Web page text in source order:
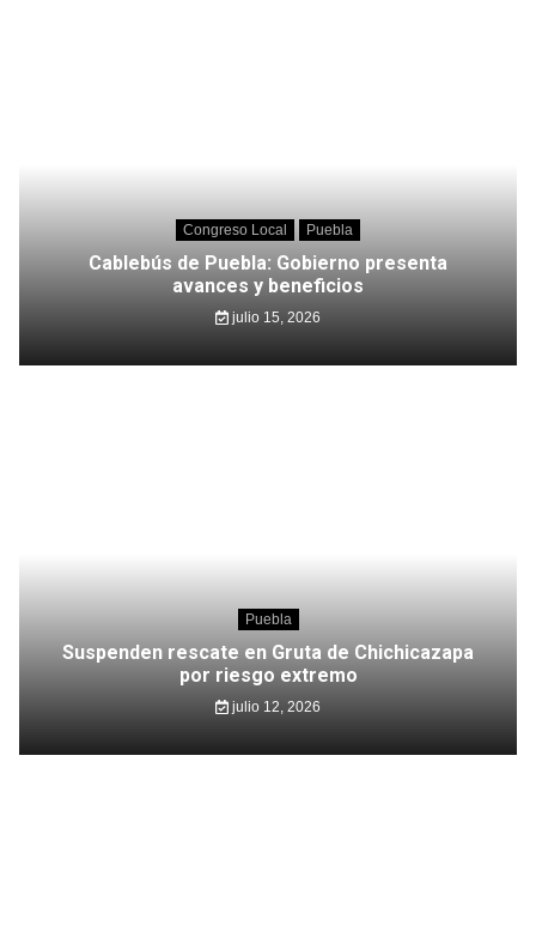
Congreso Local Puebla
Cablebús de Puebla: Gobierno presenta
avances y beneficios
julio 15, 2026
Puebla
Suspenden rescate en Gruta de Chichicazapa
por riesgo extremo
julio 12, 2026